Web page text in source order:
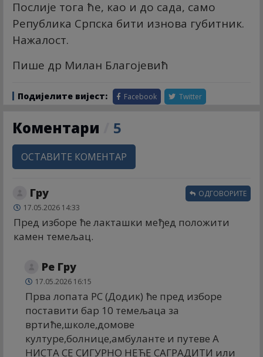
Послије тога ће, као и до сада, само
Република Српска бити изнова губитник.
Нажалост.
Пише др Милан Благојевић
Подијелите вијест: Facebook Twitter
Коментари 5
ОСТАВИТЕ КОМЕНТАР
Гру
17.05.2026 14:33
Пред изборе ће лакташки међед положити
камен темељац.
ОДГОВОРИТЕ
Ре Гру
17.05.2026 16:15
Прва лопата РС (Додик) ће пред изборе
поставити бар 10 темељаца за
вртиће,школе,домове
културе,болнице,амбуланте и путеве А
НИСТА СЕ СИГУРНО НЕЋЕ САГРАДИТИ или